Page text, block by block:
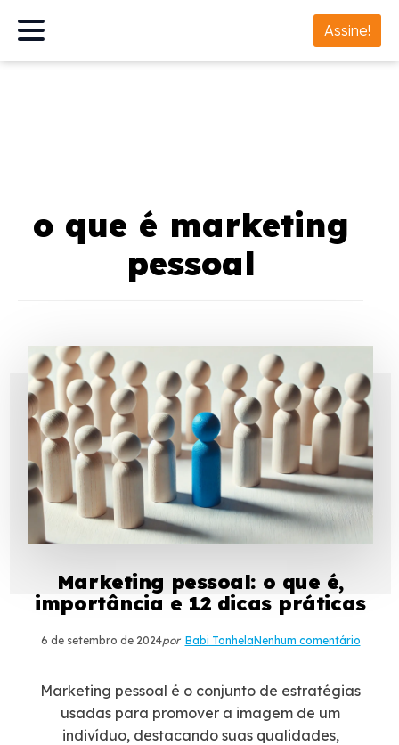
Assine!
o que é marketing
pessoal
Marketing pessoal: o que é,
importância e 12 dicas práticas
6 de setembro de 2024por Babi TonhelaNenhum comentário
Marketing pessoal é o conjunto de estratégias
usadas para promover a imagem de um
indivíduo, destacando suas qualidades,